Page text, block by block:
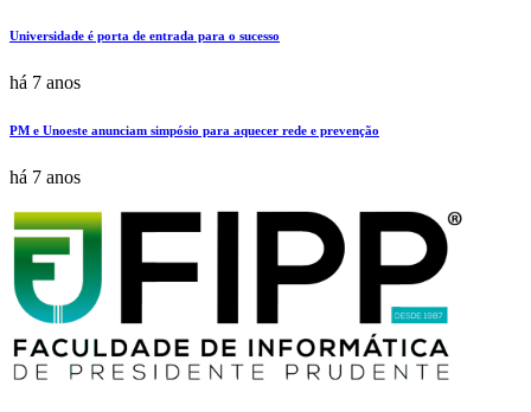
Universidade é porta de entrada para o sucesso
há 7 anos
PM e Unoeste anunciam simpósio para aquecer rede e prevenção
há 7 anos